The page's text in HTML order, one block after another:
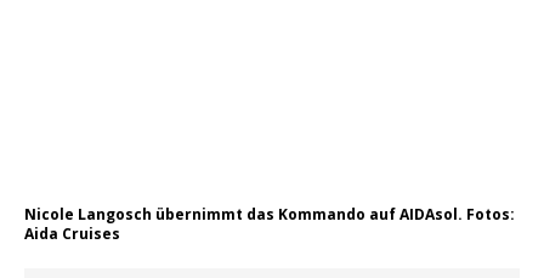
Nicole Langosch übernimmt das Kommando auf AIDAsol. Fotos:
Aida Cruises